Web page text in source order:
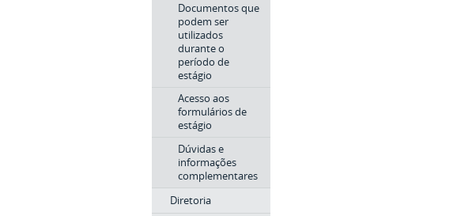
Documentos que
podem ser
utilizados
durante o
período de
estágio
Acesso aos
formulários de
estágio
Dúvidas e
informações
complementares
Diretoria